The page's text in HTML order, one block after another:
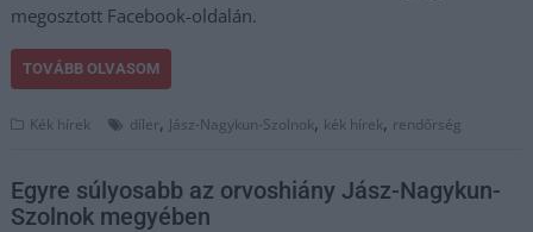
megosztott Facebook-oldalán.
TOVÁBB OLVASOM
Kék hírek díler, Jász-Nagykun-Szolnok, kék hírek, rendőrség
Egyre súlyosabb az orvoshiány Jász-Nagykun-
Szolnok megyében